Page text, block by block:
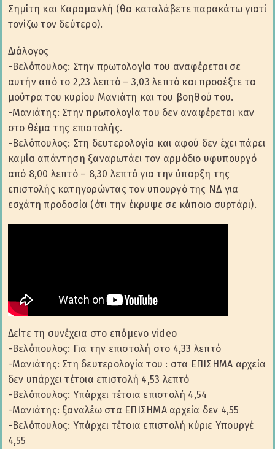
Σημίτη και Καραμανλή (θα καταλάβετε παρακάτω γιατί
τονίζω τον δεύτερο).
Διάλογος
-Βελόπουλος: Στην πρωτολογία του αναφέρεται σε
αυτήν από το 2,23 λεπτό – 3,03 λεπτό και προσέξτε τα
μούτρα του κυρίου Μανιάτη και του βοηθού του.
-Μανιάτης: Στην πρωτολογία του δεν αναφέρεται καν
στο θέμα της επιστολής.
-Βελόπουλος: Στη δευτερολογία και αφού δεν έχει πάρει
καμία απάντηση ξαναρωτάει τον αρμόδιο υφυπουργό
από 8,00 λεπτό – 8,30 λεπτό για την ύπαρξη της
επιστολής κατηγορώντας τον υπουργό της ΝΔ για
εσχάτη προδοσία (ότι την έκρυψε σε κάποιο συρτάρι).
Δείτε τη συνέχεια στο επόμενο video
-Βελόπουλος: Για την επιστολή στο 4,33 λεπτό
-Μανιάτης: Στη δευτερολογία του : στα ΕΠΙΣΗΜΑ αρχεία
δεν υπάρχει τέτοια επιστολή 4,53 λεπτό
-Βελόπουλος: Υπάρχει τέτοια επιστολή 4,54
-Μανιάτης: ξαναλέω στα ΕΠΙΣΗΜΑ αρχεία δεν 4,55
-Βελόπουλος: Υπάρχει τέτοια επιστολή κύριε Υπουργέ
4,55